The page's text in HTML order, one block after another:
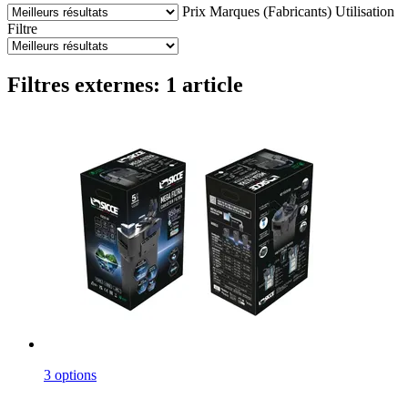
Prix Marques (Fabricants) Utilisation
Filtre
Filtres externes: 1 article
3 options